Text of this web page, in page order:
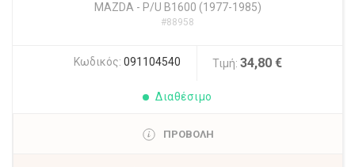
MAZDA- P/U B1600 (1977-1985)
#88958
Κωδικός: 091104540 Τιμή: 34,80 €
Διαθέσιμο
ΠΡΟΒΟΛΗ